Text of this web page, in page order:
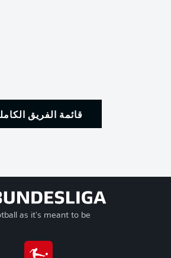
قائمة الفريق الكاملة
Football as it's meant to be